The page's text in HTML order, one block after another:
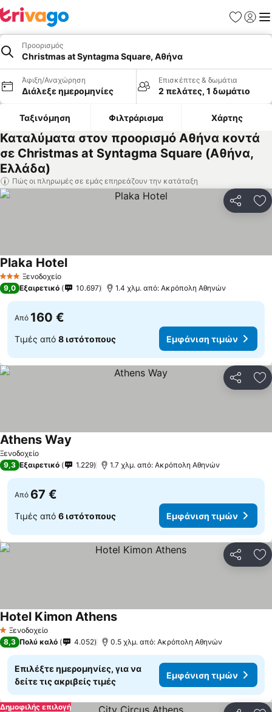
Προορισμός
Christmas at Syntagma Square, Αθήνα
Άφιξη/Αναχώρηση
Διάλεξε ημερομηνίες
Επισκέπτες & δωμάτια
2 πελάτες, 1 δωμάτιο
Ταξινόμηση Φιλτράρισμα Χάρτης
Καταλύματα στον προορισμό Αθήνα κοντά
σε Christmas at Syntagma Square (Αθήνα,
Ελλάδα)
Πώς οι πληρωμές σε εμάς επηρεάζουν την κατάταξη
3 ΑστέριαΞενοδοχείο
Plaka Hotel
9,0 Εξαιρετικό 10.697 1.4 χλμ. από: Ακρόπολη Αθηνών
Από 160 €
Τιμές από 8 ιστότοπους Εμφάνιση τιμών
Ξενοδοχείο
Athens Way
9,3 Εξαιρετικό 1.229 1.7 χλμ. από: Ακρόπολη Αθηνών
Από 67 €
Τιμές από 6 ιστότοπους Εμφάνιση τιμών
1 Αστέρια
Ξενοδοχείο
Hotel Kimon Athens
8,3 Πολύ καλό 4.052 0.5 χλμ. από: Ακρόπολη Αθηνών
Επιλέξτε ημερομηνίες, για να
δείτε τις ακριβείς τιμές
Εμφάνιση τιμών
Δημοφιλής επιλογή